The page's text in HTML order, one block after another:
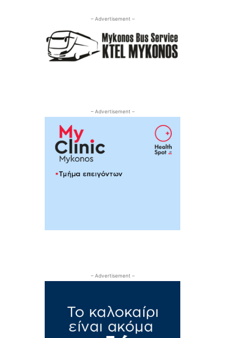
– Advertisement –
– Advertisement –
– Advertisement –